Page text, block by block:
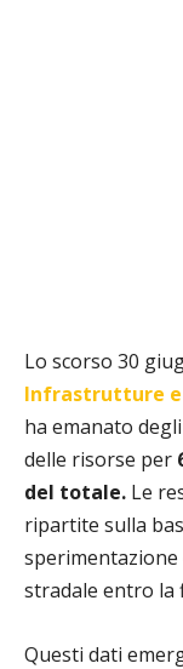
Lo scorso 30
Infrastrutture e
ha emanato
delle risorse per
del totale. Le
ripartite sulla
stradale entro la
Questi dati